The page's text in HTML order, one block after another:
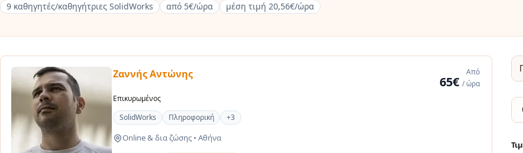
9 καθηγητές/καθηγήτριες SolidWorks από 5€/ώρα μέση τιμή 20,56€/ώρα
Ζαννής Αντώνης Από
65€/ ώρα
Επικυρωμένος
SolidWorks
Πληροφορική +3
Online & δια ζώσης • Αθήνα